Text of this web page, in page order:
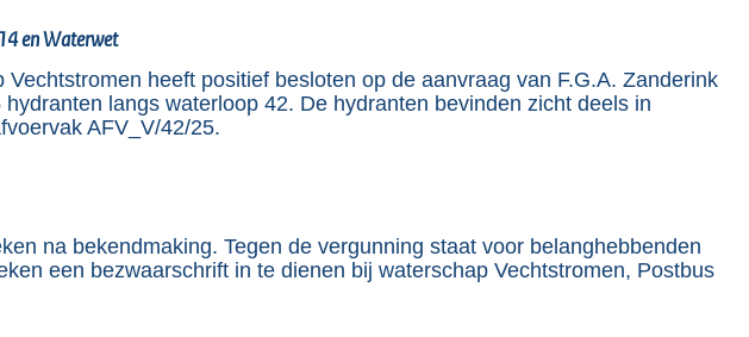
n
d
s
g
o
t
en Waterwet
heeft positief besloten op de aanvraag van F.G.A. Zanderink
langs waterloop 42. De hydranten bevinden zicht deels in
AFV_V/42/25.
na bekendmaking. Tegen de vergunning staat voor belanghebbenden
een bezwaarschrift in te dienen bij waterschap Vechtstromen, Postbus